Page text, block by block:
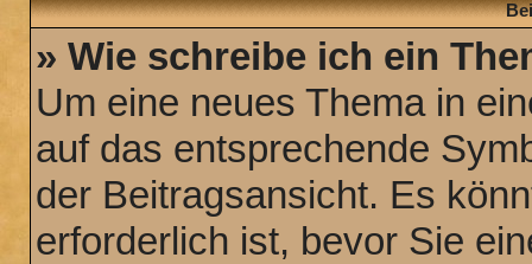
» Wie schreibe ich ein
Um eine neues Thema in
auf das entsprechende
der Beitragsansicht. Es
erforderlich ist, bevor Sie